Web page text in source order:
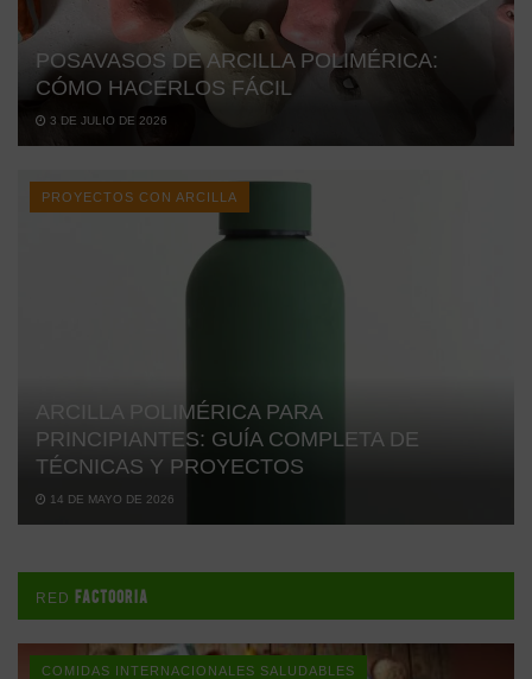
POSAVASOS DE ARCILLA POLIMÉRICA:
CÓMO HACERLOS FÁCIL
3 DE JULIO DE 2026
PROYECTOS CON ARCILLA
ARCILLA POLIMÉRICA PARA
PRINCIPIANTES: GUÍA COMPLETA DE
TÉCNICAS Y PROYECTOS
14 DE MAYO DE 2026
RED FACTOORIA
COMIDAS INTERNACIONALES SALUDABLES